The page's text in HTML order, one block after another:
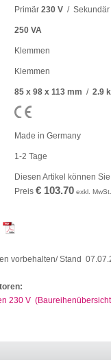
Primär 230 V / Sekundär
250 VA
Klemmen
Klemmen
85 x 98 x 113 mm / 2.9
Made in Germany
1-2 Tage
Diesen Artikel können Sie
Preis € 103.70 exkl. MwSt.
vorbehalten/ Stand
230 V